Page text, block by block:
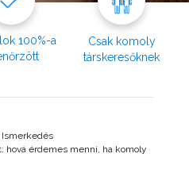
100%-a
Csak komoly
társkeresőknek
Ismerkedés
hová érdemes menni, ha komoly